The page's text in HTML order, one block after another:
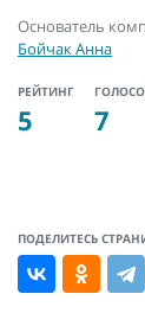
Основатель
Бойчак Анна
РЕЙТИНГ
5 7
ПОДЕЛИТЕСЬ